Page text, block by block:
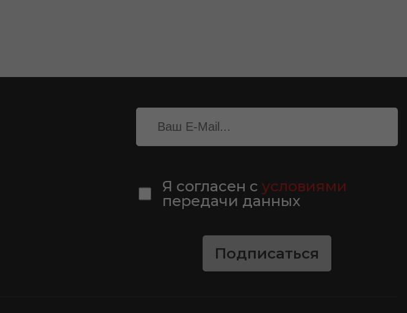
Я согласен сусловиями
передачи данных
Подписаться